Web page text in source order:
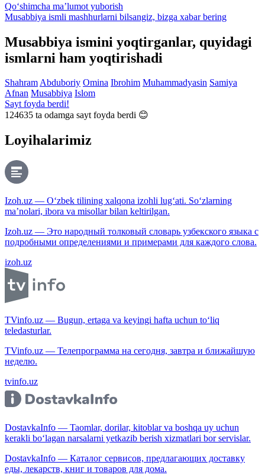
Qo‘shimcha ma’lumot yuborish
Musabbiya ismli mashhurlarni bilsangiz, bizga xabar bering
Musabbiya ismini yoqtirganlar, quyidagi
ismlarni ham yoqtirishadi
ShahramAbduboriy Omina Ibrohim Muhammadyasin Samiya
Afnan Musabbiya Islom
Sayt foyda berdi!
124635 ta odamga sayt foyda berdi 😊
Loyihalarimiz
Izoh.uz — O‘zbek tilining xalqona izohli lug‘ati. So‘zlarning
ma’nolari, ibora va misollar bilan keltirilgan.
Izoh.uz — Это народный толковый словарь узбекского языка с
подробными определениями и примерами для каждого слова.
izoh.uz
TVinfo.uz — Bugun, ertaga va keyingi hafta uchun to‘liq
teledasturlar.
TVinfo.uz — Телепрограмма на сегодня, завтра и ближайшую
неделю.
tvinfo.uz
DostavkaInfo — Taomlar, dorilar, kitoblar va boshqa uy uchun
kerakli bo‘lagan narsalarni yetkazib berish xizmatlari bor servislar.
DostavkaInfo — Каталог сервисов, предлагающих доставку
еды, лекарств, книг и товаров для дома.